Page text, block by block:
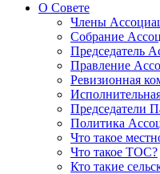
О Совете
Члены
Собрание
Председатель
Правление
Ревизионная
Председатели
Политика
Что такое
Что такое ТОС?
Кто такие